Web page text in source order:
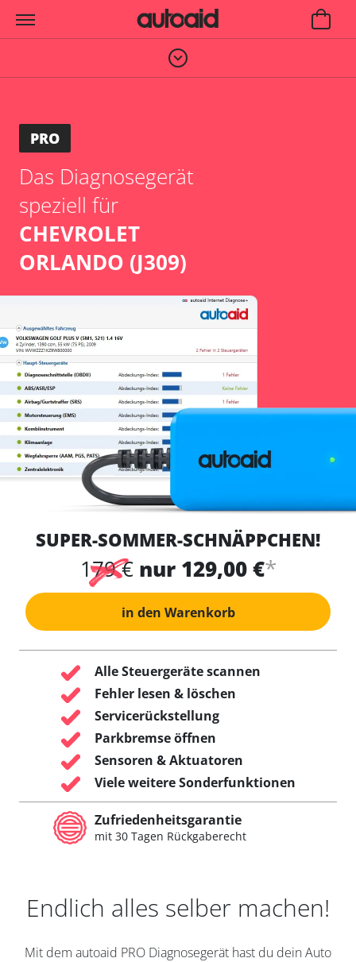
PRO
Das Diagnosegerät
speziell für
CHEVROLET
ORLANDO (J309)
SUPER-SOMMER-SCHNÄPPCHEN!
179 € nur 129,00 €*
in den Warenkorb
Alle Steuergeräte scannen
Fehler lesen & löschen
Servicerückstellung
Parkbremse öffnen
Sensoren & Aktuatoren
Viele weitere Sonderfunktionen
Zufriedenheitsgarantie
mit 30 Tagen Rückgaberecht
Endlich alles selber machen!
Mit dem autoaid PRO Diagnosegerät hast du dein Auto